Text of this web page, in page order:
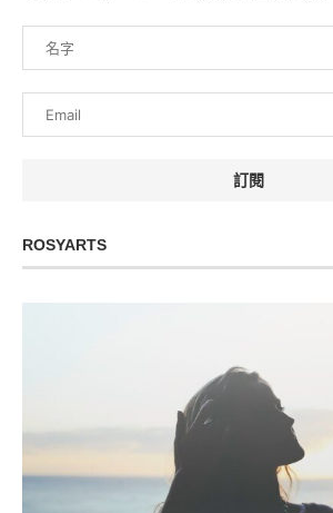
ROSYARTS